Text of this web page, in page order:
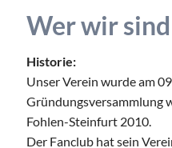
Wer wir sind
Historie:
Unser Verein wurde am
Gründungsversammlung
Fohlen-Steinfurt 2010.
Der Fanclub hat sein